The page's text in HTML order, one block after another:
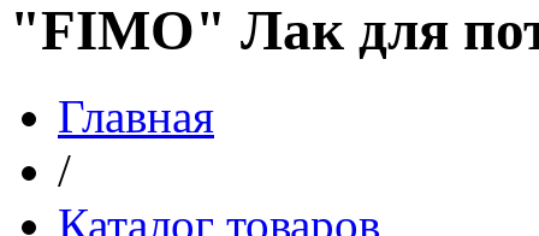
"FIMO" Лак для
Главная
/
Каталог товаров